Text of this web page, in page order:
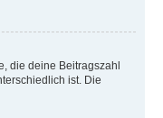
die deine Beitragszahl
ist. Die